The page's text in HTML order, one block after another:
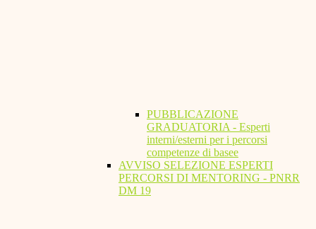
PUBBLICAZIONE
GRADUATORIA - Esperti
interni/esterni per i percorsi
competenze di basee
AVVISO SELEZIONE ESPERTI
PERCORSI DI MENTORING - PNRR
DM 19